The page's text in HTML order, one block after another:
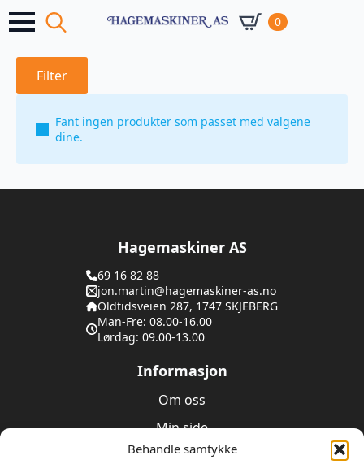
Behandle samtykke
for:
0
Filter
Fant ingen produkter som passet med valgene
dine.
Hagemaskiner AS
69 16 82 88
jon.martin@hagemaskiner-as.no
Oldtidsveien 287, 1747 SKJEBERG
Man-Fre: 08.00-16.00
Lørdag: 09.00-13.00
Informasjon
Om oss
Min side
Utleie